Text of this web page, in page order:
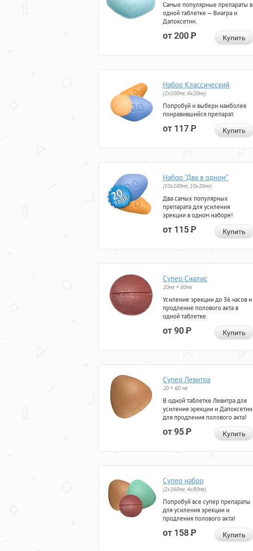
Самые популярные препараты в
одной таблетке — Виагра и
Дапоксетин.
от 200Р Купить
Набор Классический
(2x100мг, 4x20мг)
Попробуй и выбери наиболее
понравившийся препарат.
от 117Р Купить
Набор "Два в одном"
(10x100мг, 10x20мг)
Два самых популярных
препарата для усиления
эрекции в одном наборе!
от 115Р Купить
Супер Сиалис
20мг + 60мг
Усиление эрекции до 36 часов и
продление полового акта в
одной таблетке.
от 90Р Купить
Супер Левитра
20 + 60 мг
В одной таблетке Левитра для
усиления эрекции и Дапоксетин
для продления полового акта!
от 95Р Купить
Супер набор
(2х160мг, 4х80мг)
Попробуй все супер препараты
для усиления эрекции и
продления полового акта!
от 158Р Купить